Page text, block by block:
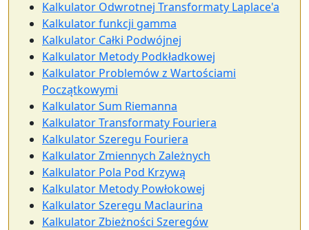
Kalkulator Odwrotnej Transformaty Laplace'a
Kalkulator funkcji gamma
Kalkulator Całki Podwójnej
Kalkulator Metody Podkładkowej
Kalkulator Problemów z Wartościami
Początkowymi
Kalkulator Sum Riemanna
Kalkulator Transformaty Fouriera
Kalkulator Szeregu Fouriera
Kalkulator Zmiennych Zależnych
Kalkulator Pola Pod Krzywą
Kalkulator Metody Powłokowej
Kalkulator Szeregu Maclaurina
Kalkulator Zbieżności Szeregów